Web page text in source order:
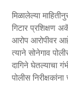
मिळालेल्या
गिटार प्रशिक्षण
आरोप आरोपीवर
त्याने सोनेगाव
दागिने घेतल्याचा
पोलीस